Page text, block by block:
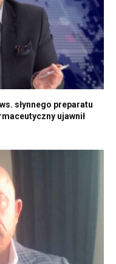
słynnego preparatu
ujawnił